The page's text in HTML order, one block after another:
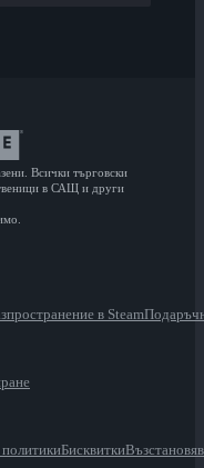
Всички търговски
в САЩ и други
в Steam
Бисквитки